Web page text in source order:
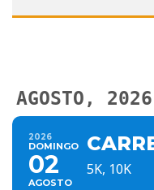
AGOSTO, 2026
2026
DOMINGO
02
AGOSTO
5K, 10K